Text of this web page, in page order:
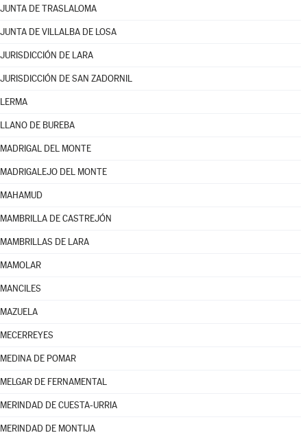
JUNTA DE TRASLALOMA
JUNTA DE VILLALBA DE LOSA
JURISDICCIÓN DE LARA
JURISDICCIÓN DE SAN ZADORNIL
LERMA
LLANO DE BUREBA
MADRIGAL DEL MONTE
MADRIGALEJO DEL MONTE
MAHAMUD
MAMBRILLA DE CASTREJÓN
MAMBRILLAS DE LARA
MAMOLAR
MANCILES
MAZUELA
MECERREYES
MEDINA DE POMAR
MELGAR DE FERNAMENTAL
MERINDAD DE CUESTA-URRIA
MERINDAD DE MONTIJA